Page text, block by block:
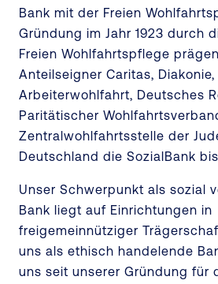
Bank mit der Freien
Gründung im Jahr 1923 durch
Freien Wohlfahrtspflege
Anteilseigner Caritas, Diakonie,
Arbeiterwohlfahrt, Deutsches
Paritätischer
Zentralwohlfahrtsstelle der
Deutschland die SozialBank
Unser Schwerpunkt als sozial
Bank liegt auf Einrichtungen in
freigemeinnütziger
uns als ethisch handelende
uns seit unserer Gründung für